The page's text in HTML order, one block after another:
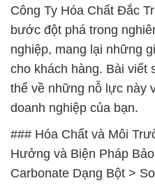
Công Ty Hóa Chất Đắc
bước đột phá trong
nghiệp, mang lại những
cho khách hàng. Bài viết
thể về những nỗ lực này
doanh nghiệp của bạn.
### Hóa Chất và Môi
Hưởng và Biện Pháp
Carbonate Dạng Bột >